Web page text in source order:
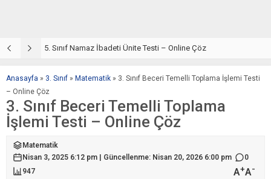
5. Sınıf Namaz İbadeti Ünite Testi – Online Çöz
Anasayfa » 3. Sınıf » Matematik » 3. Sınıf Beceri Temelli Toplama İşlemi Testi
– Online Çöz
3. Sınıf Beceri Temelli Toplama
İşlemi Testi – Online Çöz
Matematik
Nisan 3, 2025 6:12 pm | Güncellenme: Nisan 20, 2026 6:00 pm
0
947
A+A-